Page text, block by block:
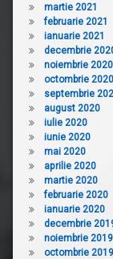
martie 2021
februarie 2021
ianuarie 2021
decembrie
noiembrie 2020
octombrie 2020
septembrie
august 2020
iulie 2020
iunie 2020
mai 2020
aprilie 2020
martie 2020
februarie 2020
ianuarie 2020
decembrie
noiembrie 2019
octombrie 2019